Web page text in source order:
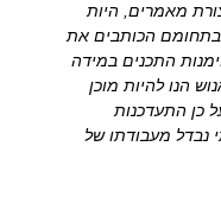
מאמרים, היות
בתחומם הכותבים את
התכנים במידה
הנו להיות מוכן
כן התעדכנות
נבדל מעבודתו של